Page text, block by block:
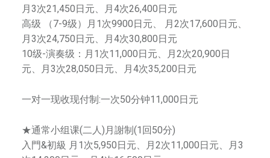
月3次21,450日元、月4次26,400日元
高级 （7-9级）月1次9900日元、 月2次17,600日元、
月3次24,750日元、月4次30,800日元
10级-演奏级：月1次11,000日元、月2次20,900日
元、月3次28,050日元、月4次35,200日元
一对一现收现付制:一次50分钟11,000日元
★通常小组课(二人)月謝制(1回50分)
入門&初級 月1次5,950日元、月2次11,000日元、月3